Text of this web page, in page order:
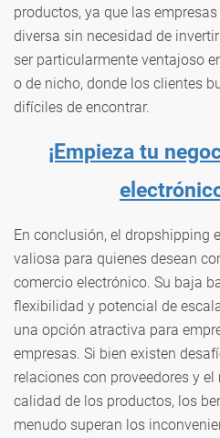
productos, ya que las
diversa sin necesidad de
ser particularmente ventajoso
o de nicho, donde los clientes
difíciles de encontrar.
¡Empieza tu
En conclusión, el dropshipping
valiosa para quienes desean
comercio electrónico. Su baja
flexibilidad y potencial de
una opción atractiva para
empresas. Si bien existen
relaciones con proveedores y
calidad de los productos, los
menudo superan los